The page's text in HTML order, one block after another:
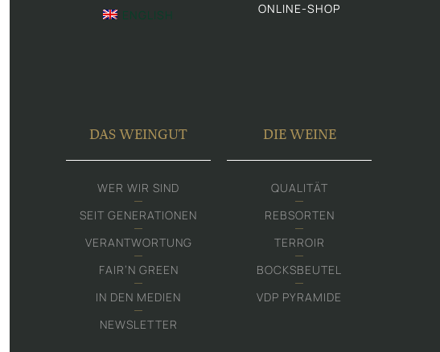
ENGLISH ONLINE-SHOP
DAS WEINGUT
WER WIR SIND
SEIT GENERATIONEN
VERANTWORTUNG
FAIR‘N GREEN
IN DEN MEDIEN
NEWSLETTER
DIE WEINE
QUALITÄT
REBSORTEN
TERROIR
BOCKSBEUTEL
VDP PYRAMIDE